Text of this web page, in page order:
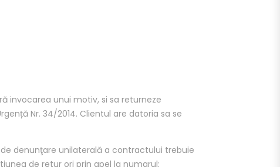
invocarea unui motiv, si sa returneze
Nr. 34/2014. Clientul are datoria sa se
denunţare unilaterală a contractului trebuie
de retur ori prin apel la numarul: